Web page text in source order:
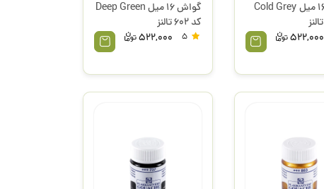
گواش 16 میل Cold Grey
522,000
گواش 16 میل Deep Green
کد 602 تالنز
5
522,000